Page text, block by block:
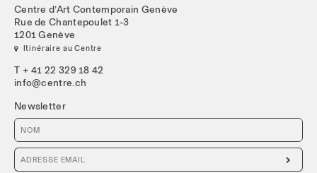
Centre d’Art Contemporain Genève
Rue de Chantepoulet 1-3
1201 Genève
 Itinéraire au Centre
T + 41 22 329 18 42
info@centre.ch
Newsletter
